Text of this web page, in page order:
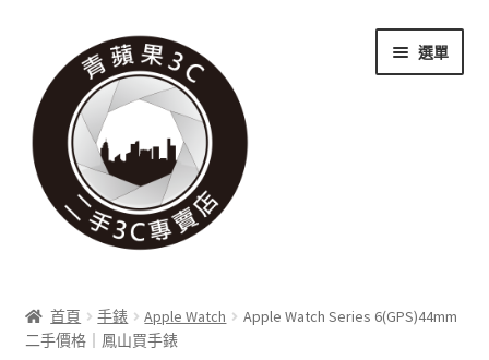
導
覽
列
主
要
內
容
選單
實體門市
首頁 手錶 Apple Watch
Apple Watch Series 6(GPS)44mm
二手價格｜鳳山買手錶